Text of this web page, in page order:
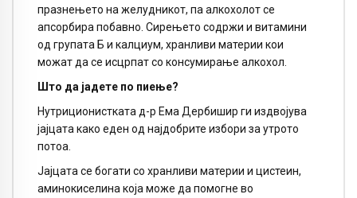
празнењето на желудникот, па алкохолот се
апсорбира побавно. Сирењето содржи и витамини
од групата Б и калциум, хранливи материи кои
можат да се исцрпат со консумирање алкохол.
Што да јадете по пиење?
Нутриционистката д-р Ема Дербишир ги издвојува
јајцата како еден од најдобрите избори за утрото
потоа.
Јајцата се богати со хранливи материи и цистеин,
аминокиселина која може да помогне во